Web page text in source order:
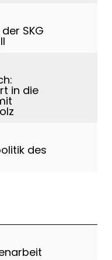
SKG
in die
des